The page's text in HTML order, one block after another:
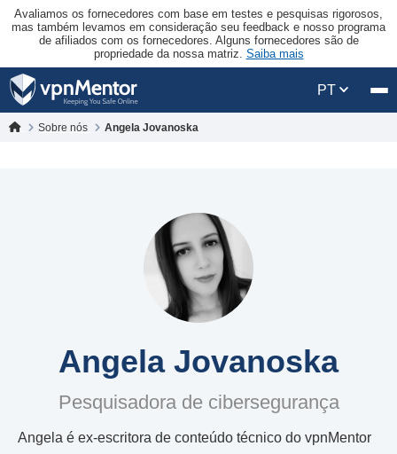
Avaliamos os fornecedores com base em testes e pesquisas rigorosos,
mas também levamos em consideração seu feedback e nosso programa
de afiliados com os fornecedores. Alguns fornecedores são de
propriedade da nossa matriz. Saiba mais
PT
Sobre nós Angela Jovanoska
Angela Jovanoska
Pesquisadora de cibersegurança
Angela é ex-escritora de conteúdo técnico do vpnMentor